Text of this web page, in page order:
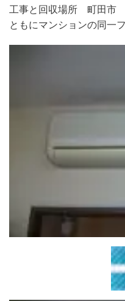
工事と回収場所 町田市
ともにマンションの同一